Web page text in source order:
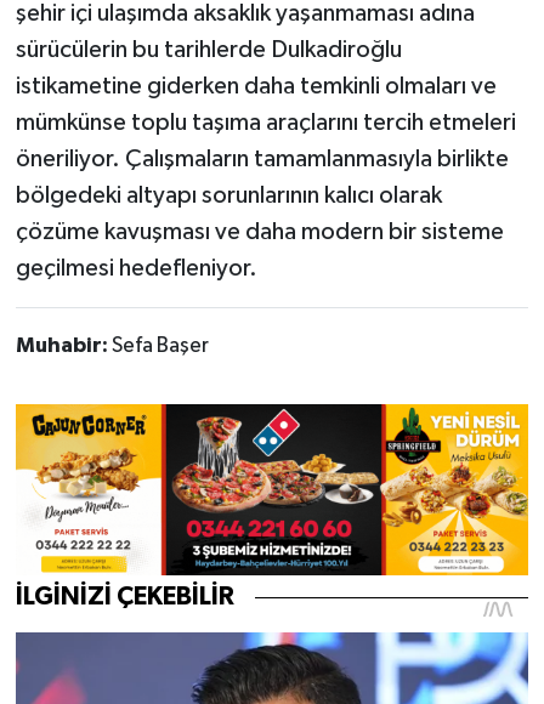
şehir içi ulaşımda aksaklık yaşanmaması adına
sürücülerin bu tarihlerde Dulkadiroğlu
istikametine giderken daha temkinli olmaları ve
mümkünse toplu taşıma araçlarını tercih etmeleri
öneriliyor. Çalışmaların tamamlanmasıyla birlikte
bölgedeki altyapı sorunlarının kalıcı olarak
çözüme kavuşması ve daha modern bir sisteme
geçilmesi hedefleniyor.
Muhabir: Sefa Başer